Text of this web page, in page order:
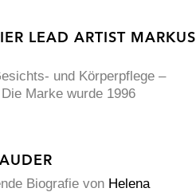
LEAD ARTIST MARKUS
und Körperpflege –
Marke wurde 1996
Biografie von Helena